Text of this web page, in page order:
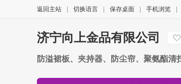
返回主站 切换语言 保存桌面 手机浏览
济宁向上金品有限公司
防溢裙板、夹持器、防尘帘、聚氨酯